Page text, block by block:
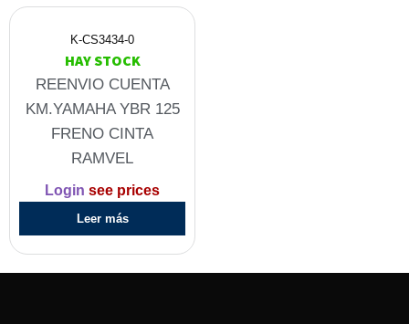
K-CS3434-0
HAY STOCK
REENVIO CUENTA
KM.YAMAHA YBR 125
FRENO CINTA
RAMVEL
Login see prices
Leer más